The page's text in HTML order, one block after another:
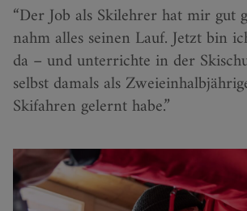
Der Job als Skilehrer hat mir gut
nahm alles seinen Lauf. Jetzt bin
da – und unterrichte in der
selbst damals als
Skifahren gelernt habe.